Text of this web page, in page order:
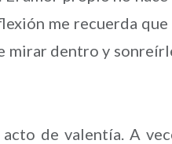
me recuerda que
mirar dentro y
de valentía. A